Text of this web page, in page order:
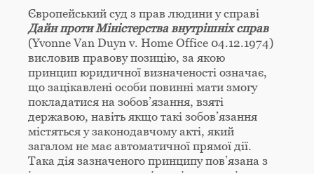
Європейський суд з прав людини у справі
Дайн проти Міністерства внутрішніх справ
(Yvonne Van Duyn v. Home Office 04.12.1974)
висловив правову позицію, за якою
принцип юридичної визначеності означає,
що зацікавлені особи повинні мати змогу
покладатися на зобов’язання, взяті
державою, навіть якщо такі зобов’язання
містяться у законодавчому акті, який
загалом не має автоматичної прямої дії.
Така дія зазначеного принципу пов’язана з